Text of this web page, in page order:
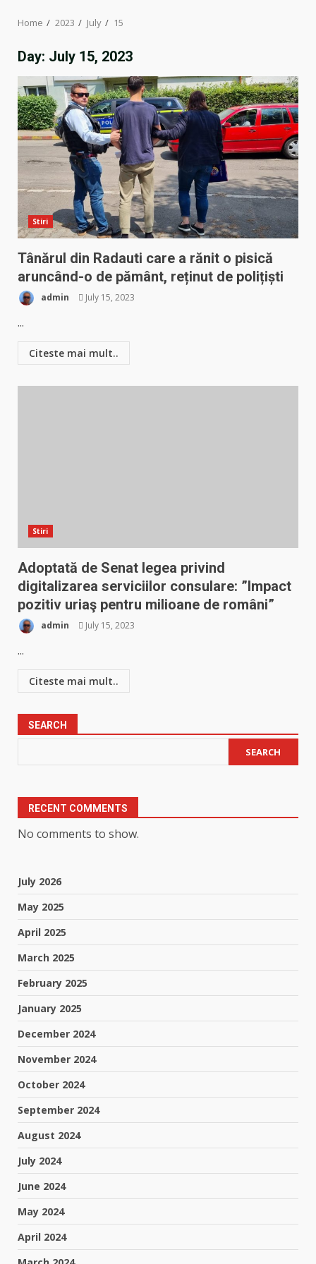
Home 2023 July 15
Day: July 15, 2023
Stiri
Tânărul din Radauti care a rănit o pisică
aruncând-o de pământ, reținut de polițiști
admin July 15, 2023
...
Citeste mai mult..
Stiri
Adoptată de Senat legea privind
digitalizarea serviciilor consulare: ”Impact
pozitiv uriaş pentru milioane de români”
admin July 15, 2023
...
Citeste mai mult..
SEARCH
SEARCH
RECENT COMMENTS
No comments to show.
July 2026
May 2025
April 2025
March 2025
February 2025
January 2025
December 2024
November 2024
October 2024
September 2024
August 2024
July 2024
June 2024
May 2024
April 2024